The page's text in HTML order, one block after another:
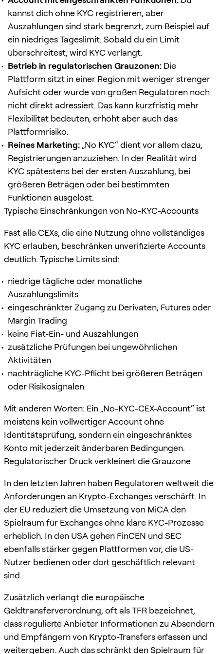
kannst dich ohne KYC registrieren, aber
Auszahlungen sind stark begrenzt, zum Beispiel auf
ein niedriges Tageslimit. Sobald du ein Limit
überschreitest, wird KYC verlangt.
Betrieb in regulatorischen Grauzonen: Die
Plattform sitzt in einer Region mit weniger strenger
Aufsicht oder wurde von großen Regulatoren noch
nicht direkt adressiert. Das kann kurzfristig mehr
Flexibilität bedeuten, erhöht aber auch das
Plattformrisiko.
Reines Marketing: „No KYC“ dient vor allem dazu,
Registrierungen anzuziehen. In der Realität wird
KYC spätestens bei der ersten Auszahlung, bei
größeren Beträgen oder bei bestimmten
Funktionen ausgelöst.
Typische Einschränkungen von No-KYC-Accounts
Fast alle CEXs, die eine Nutzung ohne vollständiges
KYC erlauben, beschränken unverifizierte Accounts
deutlich. Typische Limits sind:
niedrige tägliche oder monatliche
Auszahlungslimits
eingeschränkter Zugang zu Derivaten, Futures oder
Margin Trading
keine Fiat-Ein- und Auszahlungen
zusätzliche Prüfungen bei ungewöhnlichen
Aktivitäten
nachträgliche KYC-Pflicht bei größeren Beträgen
oder Risikosignalen
Mit anderen Worten: Ein „No-KYC-CEX-Account“ ist
meistens kein vollwertiger Account ohne
Identitätsprüfung, sondern ein eingeschränktes
Konto mit jederzeit änderbaren Bedingungen.
Regulatorischer Druck verkleinert die Grauzone
In den letzten Jahren haben Regulatoren weltweit die
Anforderungen an Krypto-Exchanges verschärft. In
der EU reduziert die Umsetzung von MiCA den
Spielraum für Exchanges ohne klare KYC-Prozesse
erheblich. In den USA gehen FinCEN und SEC
ebenfalls stärker gegen Plattformen vor, die US-
Nutzer bedienen oder dort geschäftlich relevant
sind.
Zusätzlich verlangt die europäische
Geldtransferverordnung, oft als TFR bezeichnet,
dass regulierte Anbieter Informationen zu Absendern
und Empfängern von Krypto-Transfers erfassen und
weitergeben. Auch das schränkt den Spielraum für